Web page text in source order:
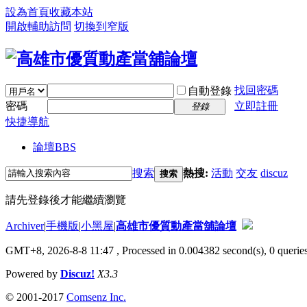
設為首頁收藏本站
開啟輔助訪問 切換到窄版
自動登錄 找回密碼
密碼
登錄
立即註冊
快捷導航
論壇BBS
搜索 搜索 熱搜: 活動 交友 discuz
請先登錄後才能繼續瀏覽
Archiver|手機版|小黑屋|高雄市優質動產當舖論壇
GMT+8, 2026-8-8 11:47 , Processed in 0.004382 second(s), 0
Powered by Discuz! X3.3
© 2001-2017 Comsenz Inc.